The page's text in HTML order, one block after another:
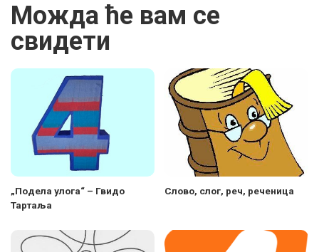
Можда ће вам се
свидети
„Подела улога“ – Гвидо
Тартаља
Слово, слог, реч, реченица